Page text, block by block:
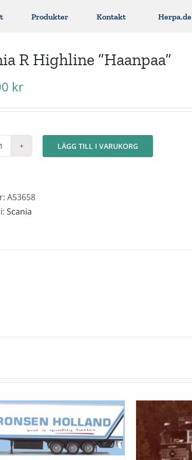
Produkter Kontakt Herpa.de
R Highline ”Haanpaa”
kr
Scania
"Haanpaa"
mängd
LÄGG TILL I VARUKORG
A53658
Scania